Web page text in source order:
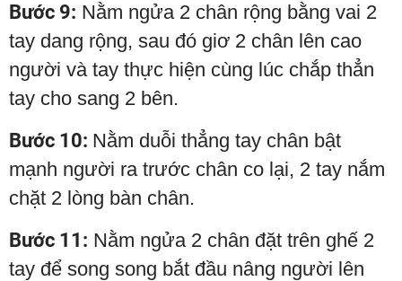
Bước 9: Nằm ngửa 2 chân rộng bằng vai 2
tay dang rộng, sau đó giơ 2 chân lên cao
người và tay thực hiện cùng lúc chắp thẳn
tay cho sang 2 bên.
Bước 10: Nằm duỗi thẳng tay chân bật
mạnh người ra trước chân co lại, 2 tay nắm
chặt 2 lòng bàn chân.
Bước 11: Nằm ngửa 2 chân đặt trên ghế 2
tay để song song bắt đầu nâng người lên